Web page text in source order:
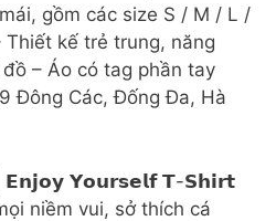
gồm các size S / M / L /
kế trẻ trung, năng
– Áo có tag phần tay
Đông Các, Đống Đa, Hà
𝗬𝗼𝘂𝗿𝘀𝗲𝗹𝗳 𝗧-𝗦𝗵𝗶𝗿𝘁
niềm vui, sở thích cá